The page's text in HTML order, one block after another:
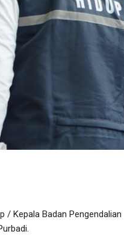
Kepala Badan Pengendalian